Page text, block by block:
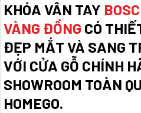
KHÓA VÂN TAY
VÀNG ĐỒNG CÓ
ĐẸP MẮT VÀ SANG
VỚI CỬA GỖ CHÍNH
SHOWROOM TOÀN
HOMEGO.